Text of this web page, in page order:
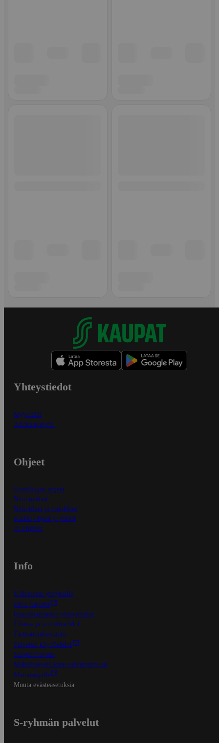
Yhteystiedot
Myymälät
Asiakaspalvelu
Ohjeet
Ensitilaajan ohjeet
Näin maksat
Näin tilaat ja muokkaat
Kaikki ohjeet ja vinkit
In English
Info
S-Business yrityksille
Oiva-raportit
Osuuskauppojen yhteystiedot
Tilaus- ja toimitusehdot
Tietosuojakäytäntö
Palvelun käyttöehdot
Saavutettavuus
Mobiilisovelluksen saavutettavuus
Mainostajalle
Muuta evästeasetuksia
S-ryhmän palvelut